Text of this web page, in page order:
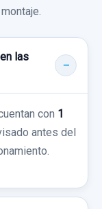
EDITION
las
con 1
antes del